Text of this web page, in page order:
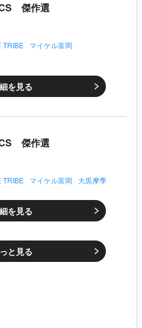
傑作選
TRIBE
マイケル富岡
を見る
傑作選
TRIBE マイケル富岡 大黒摩季
を見る
と見る